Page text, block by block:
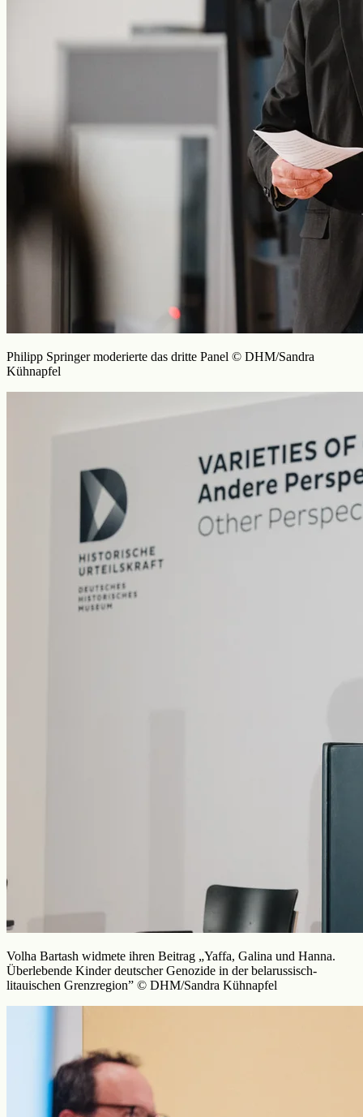
Philipp Springer moderierte das dritte Panel © DHM/Sandra
Kühnapfel
Volha Bartash widmete ihren Beitrag „Yaffa, Galina und Hanna.
Überlebende Kinder deutscher Genozide in der belarussisch-
litauischen Grenzregion” © DHM/Sandra Kühnapfel